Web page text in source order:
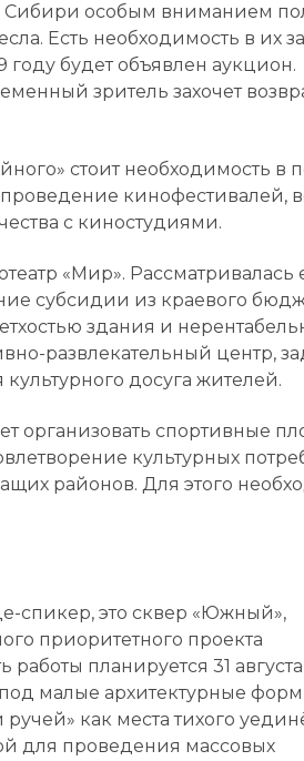
особым вниманием
Есть необходимость в их
будет объявлен аукцион.
зритель захочет
стоит необходимость в
кинофестивалей,
с киностудиями.
«Мир». Рассматривалась
субсидии из краевого
здания и
развлекательный центр,
досуга жителей.
организовать спортивные
культурных
районов. Для этого
спикер, это сквер «Южный»,
приоритетного проекта
планируется 31 августа
малые архитектурные
как места тихого
для проведения массовых